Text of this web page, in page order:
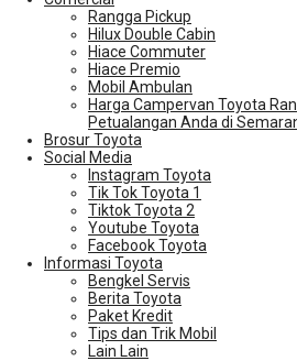
Rangga Pickup
Hilux Double Cabin
Hiace Commuter
Hiace Premio
Mobil Ambulan
Harga Campervan Toyota
Petualangan Anda di
Brosur Toyota
Social Media
Instagram Toyota
Tik Tok Toyota 1
Tiktok Toyota 2
Youtube Toyota
Facebook Toyota
Informasi Toyota
Bengkel Servis
Berita Toyota
Paket Kredit
Tips dan Trik Mobil
Lain Lain